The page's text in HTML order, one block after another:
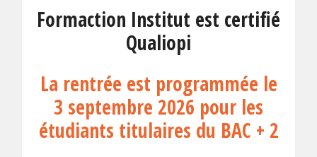
Formaction Institut est certifié
Qualiopi
La rentrée est programmée le
3 septembre 2026 pour les
étudiants titulaires du BAC + 2